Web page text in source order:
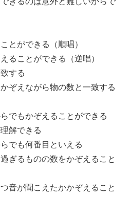
とができる（順唱）
ることができる（逆唱）
する
えながら物の数と一致する
でもかぞえることができる
解できる
でも何番目といえる
ぎるものの数をかぞえること
音が聞こえたかかぞえること